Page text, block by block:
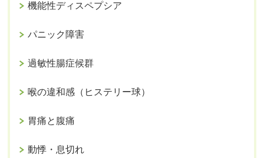
機能性ディスペプシア
パニック障害
過敏性腸症候群
喉の違和感（ヒステリー球）
胃痛と腹痛
動悸・息切れ